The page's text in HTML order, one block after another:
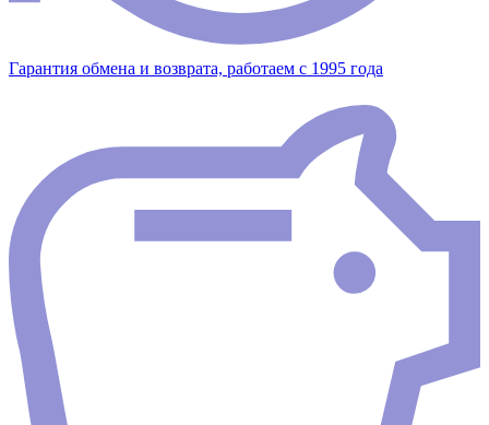
Гарантия обмена и возврата, работаем с 1995 года